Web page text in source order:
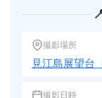
撮影場所
見江島展望台
撮影日時